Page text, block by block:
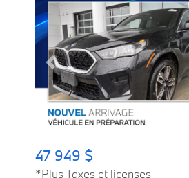
Previous
47 949 $
*Plus Taxes et licenses